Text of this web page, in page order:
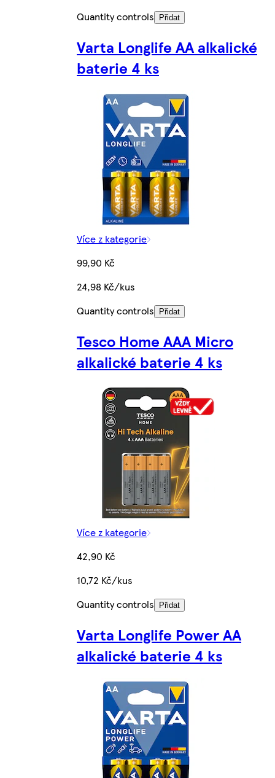
Quantity controls
Přidat
Varta Longlife AA alkalické
baterie 4 ks
Více z kategorie
99,90 Kč
24,98 Kč/kus
Quantity controls
Přidat
Tesco Home AAA Micro
alkalické baterie 4 ks
Více z kategorie
42,90 Kč
10,72 Kč/kus
Quantity controls
Přidat
Varta Longlife Power AA
alkalické baterie 4 ks